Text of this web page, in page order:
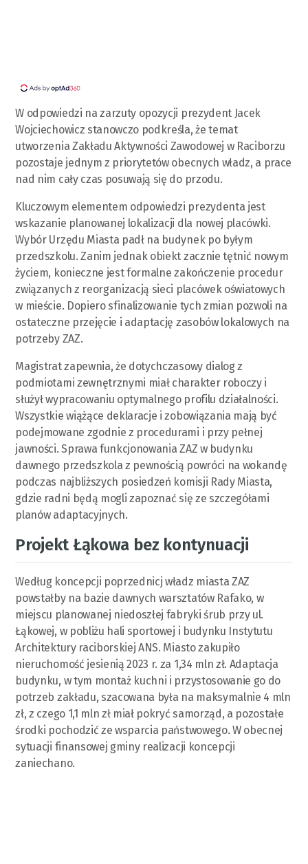
W odpowiedzi na zarzuty opozycji prezydent Jacek
Wojciechowicz stanowczo podkreśla, że temat
utworzenia Zakładu Aktywności Zawodowej w Raciborzu
pozostaje jednym z priorytetów obecnych władz, a prace
nad nim cały czas posuwają się do przodu.
Kluczowym elementem odpowiedzi prezydenta jest
wskazanie planowanej lokalizacji dla nowej placówki.
Wybór Urzędu Miasta padł na budynek po byłym
przedszkolu. Zanim jednak obiekt zacznie tętnić nowym
życiem, konieczne jest formalne zakończenie procedur
związanych z reorganizacją sieci placówek oświatowych
w mieście. Dopiero sfinalizowanie tych zmian pozwoli na
ostateczne przejęcie i adaptację zasobów lokalowych na
potrzeby ZAZ.
Magistrat zapewnia, że dotychczasowy dialog z
podmiotami zewnętrznymi miał charakter roboczy i
służył wypracowaniu optymalnego profilu działalności.
Wszystkie wiążące deklaracje i zobowiązania mają być
podejmowane zgodnie z procedurami i przy pełnej
jawności. Sprawa funkcjonowania ZAZ w budynku
dawnego przedszkola z pewnością powróci na wokandę
podczas najbliższych posiedzeń komisji Rady Miasta,
gdzie radni będą mogli zapoznać się ze szczegółami
planów adaptacyjnych.
Projekt Łąkowa bez kontynuacji
Według koncepcji poprzednicj władz miasta ZAZ
powstałby na bazie dawnych warsztatów Rafako, w
miejscu planowanej niedoszłej fabryki śrub przy ul.
Łąkowej, w pobliżu hali sportowej i budynku Instytutu
Architektury raciborskiej ANS. Miasto zakupiło
nieruchomość jesienią 2023 r. za 1,34 mln zł. Adaptacja
budynku, w tym montaż kuchni i przystosowanie go do
potrzeb zakładu, szacowana była na maksymalnie 4 mln
zł, z czego 1,1 mln zł miał pokryć samorząd, a pozostałe
środki pochodzić ze wsparcia państwowego. W obecnej
sytuacji finansowej gminy realizacji koncepcji
zaniechano.